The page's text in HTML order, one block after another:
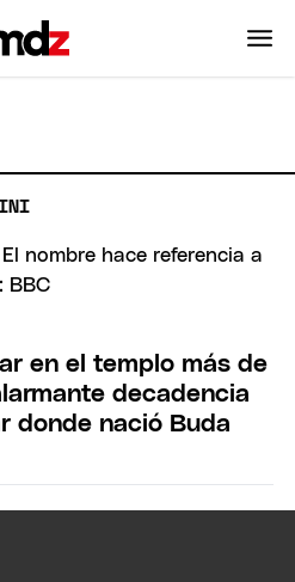
en el templo más de
decadencia
donde nació Buda